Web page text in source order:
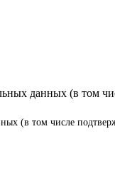
данных (в том
(в том числе